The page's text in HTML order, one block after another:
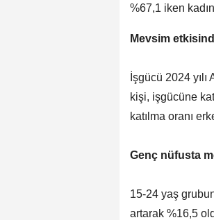
%67,1 iken
Mevsim
İşgücü 2024
kişi, işgücüne
katılma oranı
Genç nüfusta
15-24 yaş
artarak %16,5